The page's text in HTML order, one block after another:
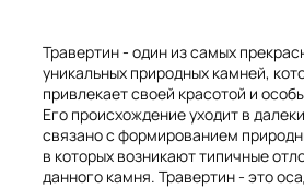
Травертин - один из самых
уникальных природных камней,
привлекает своей красотой и
Его происхождение уходит в
связано с формированием
в которых возникают типичные
данного камня. Травертин - это